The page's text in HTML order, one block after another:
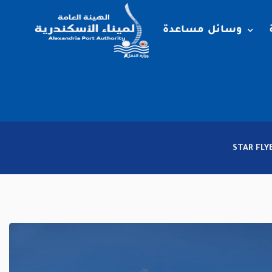
وسائل مساعدة